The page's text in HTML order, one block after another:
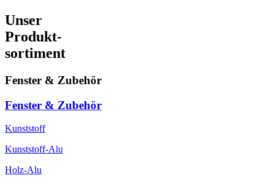
Unser
Produkt-
sortiment
Fenster & Zubehör
Fenster & Zubehör
Kunststoff
Kunststoff-Alu
Holz-Alu